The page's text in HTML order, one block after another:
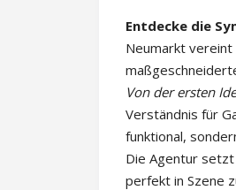
Entdecke die
Neumarkt vereint
Von der ersten
Verständnis für
funktional,
Die Agentur
perfekt in Szene